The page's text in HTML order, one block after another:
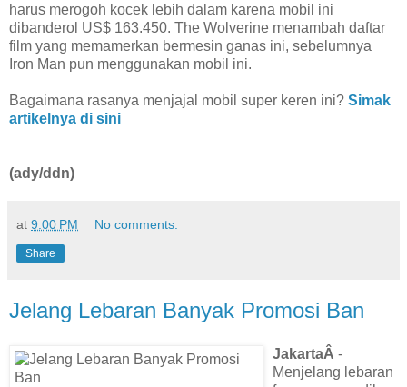
harus merogoh kocek lebih dalam karena mobil ini
dibanderol US$ 163.450. The Wolverine menambah daftar
film yang memamerkan bermesin ganas ini, sebelumnya
Iron Man pun menggunakan mobil ini.
Bagaimana rasanya menjajal mobil super keren ini? Simak
artikelnya di sini
(ady/ddn)
at 9:00 PM No comments:
Share
Jelang Lebaran Banyak Promosi Ban
JakartaÂ -
Menjelang lebaran